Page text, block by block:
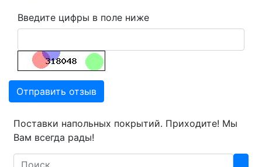
Введите цифры в поле ниже
Отправить отзыв
Поставки напольных покрытий. Приходите! Мы
Вам всегда рады!
Search